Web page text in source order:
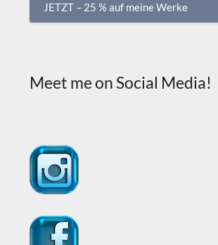
JETZT – 25 % auf meine Werke
Meet me on Social Media!